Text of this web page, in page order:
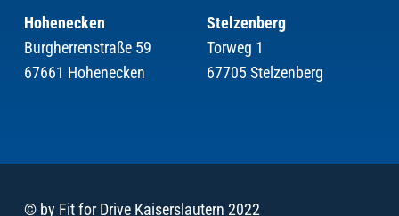
Hohenecken
Burgherrenstraße 59
67661 Hohenecken
Stelzenberg
Torweg 1
67705 Stelzenberg
© by Fit for Drive Kaiserslautern 2022